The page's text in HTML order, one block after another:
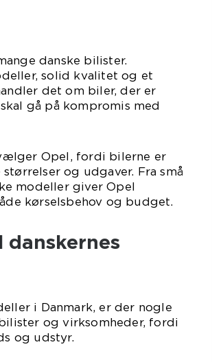
danske bilister.
solid kvalitet og et
det om biler, der er
gå på kompromis med
Opel, fordi bilerne er
og udgaver. Fra små
modeller giver Opel
kørselsbehov og budget.
i Danmark, er der nogle
og virksomheder, fordi
og udstyr.